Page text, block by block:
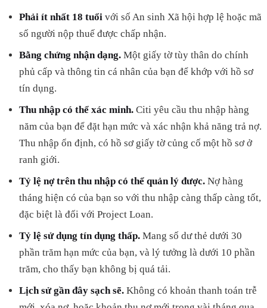
Phải ít nhất 18 tuổi với số An sinh Xã hội hợp lệ hoặc mã
số người nộp thuế được chấp nhận.
Bằng chứng nhận dạng. Một giấy tờ tùy thân do chính
phủ cấp và thông tin cá nhân của bạn để khớp với hồ sơ
tín dụng.
Thu nhập có thể xác minh. Citi yêu cầu thu nhập hàng
năm của bạn để đặt hạn mức và xác nhận khả năng trả nợ.
Thu nhập ổn định, có hồ sơ giấy tờ củng cố một hồ sơ ở
ranh giới.
Tỷ lệ nợ trên thu nhập có thể quản lý được. Nợ hàng
tháng hiện có của bạn so với thu nhập càng thấp càng tốt,
đặc biệt là đối với Project Loan.
Tỷ lệ sử dụng tín dụng thấp. Mang số dư thẻ dưới 30
phần trăm hạn mức của bạn, và lý tưởng là dưới 10 phần
trăm, cho thấy bạn không bị quá tải.
Lịch sử gần đây sạch sẽ. Không có khoản thanh toán trễ